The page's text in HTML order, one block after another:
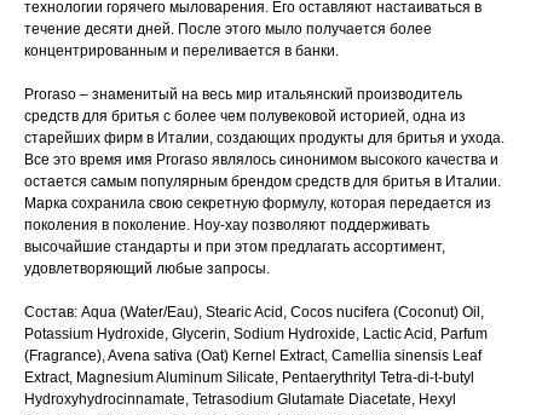
технологии горячего мыловарения. Его оставляют настаиваться в
течение десяти дней. После этого мыло получается более
концентрированным и переливается в банки.
Proraso – знаменитый на весь мир итальянский производитель
средств для бритья с более чем полувековой историей, одна из
старейших фирм в Италии, создающих продукты для бритья и ухода.
Все это время имя Proraso являлось синонимом высокого качества и
остается самым популярным брендом средств для бритья в Италии.
Марка сохранила свою секретную формулу, которая передается из
поколения в поколение. Ноу-хау позволяют поддерживать
высочайшие стандарты и при этом предлагать ассортимент,
удовлетворяющий любые запросы.
Состав: Aqua (Water/Eau), Stearic Acid, Cocos nucifera (Coconut) Oil,
Potassium Hydroxide, Glycerin, Sodium Hydroxide, Lactic Acid, Parfum
(Fragrance), Avena sativa (Oat) Kernel Extract, Camellia sinensis Leaf
Extract, Magnesium Aluminum Silicate, Pentaerythrityl Tetra-di-t-butyl
Hydroxyhydrocinnamate, Tetrasodium Glutamate Diacetate, Hexyl